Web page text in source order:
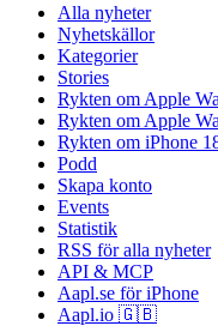
Alla nyheter
Nyhetskällor
Kategorier
Stories
Rykten om Apple
Rykten om Apple
Rykten om iPhone
Podd
Skapa konto
Events
Statistik
RSS för alla nyheter
API & MCP
Aapl.se för iPhone
Aapl.io 🇬🇧